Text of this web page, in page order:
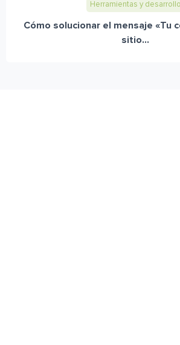
Herramientas y desarrollo
Cómo solucionar el mensaje «Tu
sitio...